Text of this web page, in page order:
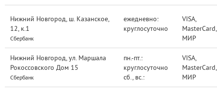
Нижний Новгород, ш. Казанское,
12, к.1
Сбербанк
ежедневно:
круглосуточно
VISA,
MasterCard,
МИР
Нижний Новгород, ул. Маршала
Рокоссовского Дом 15
Сбербанк
пн.-пт.:
круглосуточно
сб., вс.:
VISA,
MasterCard,
МИР